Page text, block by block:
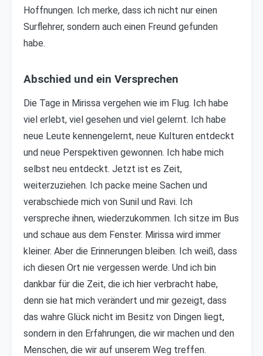
Hoffnungen. Ich merke, dass ich nicht nur einen
Surflehrer, sondern auch einen Freund gefunden
habe.
Abschied und ein Versprechen
Die Tage in Mirissa vergehen wie im Flug. Ich habe
viel erlebt, viel gesehen und viel gelernt. Ich habe
neue Leute kennengelernt, neue Kulturen entdeckt
und neue Perspektiven gewonnen. Ich habe mich
selbst neu entdeckt. Jetzt ist es Zeit,
weiterzuziehen. Ich packe meine Sachen und
verabschiede mich von Sunil und Ravi. Ich
verspreche ihnen, wiederzukommen. Ich sitze im Bus
und schaue aus dem Fenster. Mirissa wird immer
kleiner. Aber die Erinnerungen bleiben. Ich weiß, dass
ich diesen Ort nie vergessen werde. Und ich bin
dankbar für die Zeit, die ich hier verbracht habe,
denn sie hat mich verändert und mir gezeigt, dass
das wahre Glück nicht im Besitz von Dingen liegt,
sondern in den Erfahrungen, die wir machen und den
Menschen, die wir auf unserem Weg treffen.